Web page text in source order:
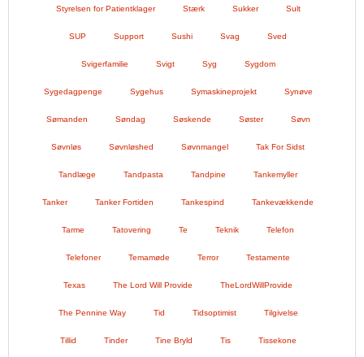
Styrelsen for Patientklager Stærk Sukker Sult
SUP Support Sushi Svag Sved
Svigerfamilie Svigt Syg Sygdom
Sygedagpenge Sygehus Symaskineprojekt Synøve
Sømanden Søndag Søskende Søster Søvn
Søvnløs Søvnløshed Søvnmangel Tak For Sidst
Tandlæge Tandpasta Tandpine Tankemyller
Tanker Tanker Fortiden Tankespind Tankevækkende
Tarme Tatovering Te Teknik Telefon
Telefoner Temamøde Terror Testamente
Texas The Lord Will Provide TheLordWillProvide
The Pennine Way Tid Tidsoptimist Tilgivelse
Tillid Tinder Tine Bryld Tis Tissekone